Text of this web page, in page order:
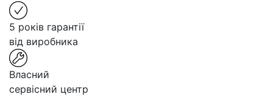
5 років гарантії
від виробника
Власний
сервісний центр